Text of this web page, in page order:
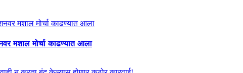
मशाल मोर्चा काढण्यात आला